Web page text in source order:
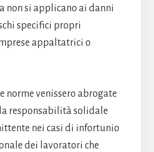
non si applicano ai danni
specifici propri
appaltatrici o
norme venissero abrogate
responsabilità solidale
nei casi di infortunio
dei lavoratori che